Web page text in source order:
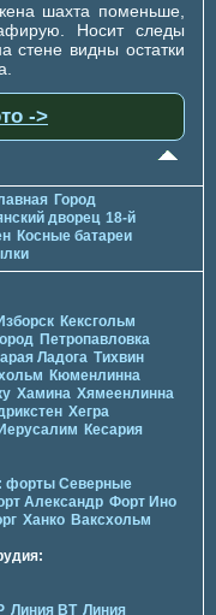
шахта поменьше,
Носит следы
стене видны остатки
->
Город
дворец 18-й
Косные батареи
Кексгольм
Петропавловка
Ладога Тихвин
Кюменлинна
Хамина Хямеенлинна
Хегра
Иерусалим Кесария
форты Северные
Александр Форт Ино
Ханко Ваксхольм
Линия ВТ Линия